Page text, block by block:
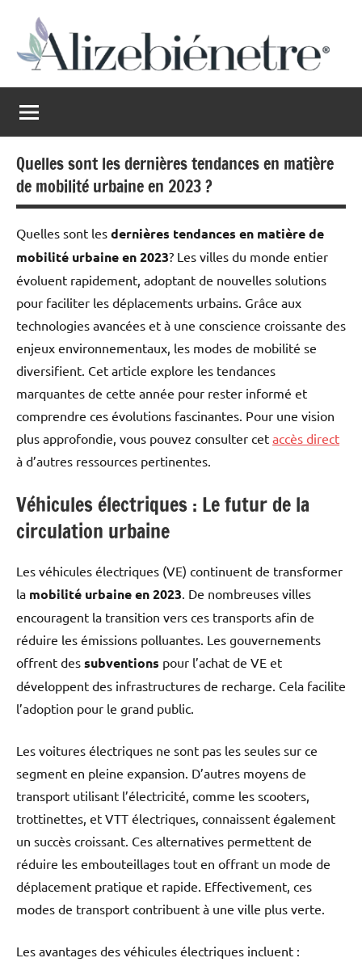
contenu
Alizebienetre
naturel
Quelles sont les dernières tendances en matière
de mobilité urbaine en 2023 ?
Quelles sont les dernières tendances en matière de
mobilité urbaine en 2023? Les villes du monde entier
évoluent rapidement, adoptant de nouvelles solutions
pour faciliter les déplacements urbains. Grâce aux
technologies avancées et à une conscience croissante des
enjeux environnementaux, les modes de mobilité se
diversifient. Cet article explore les tendances
marquantes de cette année pour rester informé et
comprendre ces évolutions fascinantes. Pour une vision
plus approfondie, vous pouvez consulter cet accès direct
à d’autres ressources pertinentes.
Véhicules électriques : Le futur de la
circulation urbaine
Les véhicules électriques (VE) continuent de transformer
la mobilité urbaine en 2023 . De nombreuses villes
encouragent la transition vers ces transports afin de
réduire les émissions polluantes. Les gouvernements
offrent des subventions pour l’achat de VE et
développent des infrastructures de recharge. Cela facilite
l’adoption pour le grand public.
Les voitures électriques ne sont pas les seules sur ce
segment en pleine expansion. D’autres moyens de
transport utilisant l’électricité, comme les scooters,
trottinettes, et VTT électriques, connaissent également
un succès croissant. Ces alternatives permettent de
réduire les embouteillages tout en offrant un mode de
déplacement pratique et rapide. Effectivement, ces
modes de transport contribuent à une ville plus verte.
Les avantages des véhicules électriques incluent :